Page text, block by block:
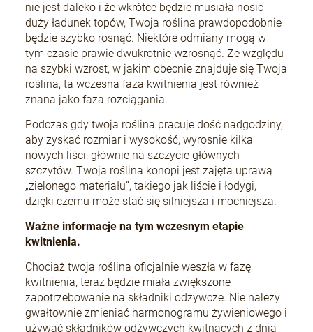
nie jest daleko i że wkrótce będzie musiała nosić
duży ładunek topów, Twoja roślina prawdopodobnie
będzie szybko rosnąć. Niektóre odmiany mogą w
tym czasie prawie dwukrotnie wzrosnąć. Ze względu
na szybki wzrost, w jakim obecnie znajduje się Twoja
roślina, ta wczesna faza kwitnienia jest również
znana jako faza rozciągania.
Podczas gdy twoja roślina pracuje dość nadgodziny,
aby zyskać rozmiar i wysokość, wyrosnie kilka
nowych liści, głównie na szczycie głównych
szczytów. Twoja roślina konopi jest zajęta uprawą
„zielonego materiału”, takiego jak liście i łodygi,
dzięki czemu może stać się silniejsza i mocniejsza.
Ważne informacje na tym wczesnym etapie
kwitnienia.
Chociaż twoja roślina oficjalnie weszła w fazę
kwitnienia, teraz będzie miała zwiększone
zapotrzebowanie na składniki odżywcze. Nie należy
gwałtownie zmieniać harmonogramu żywieniowego i
używać składników odżywczych kwitnących z dnia